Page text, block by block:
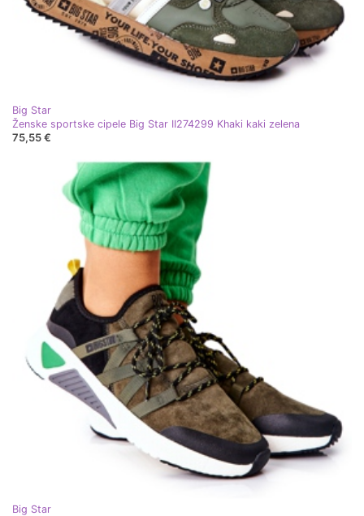
Big Star
Ženske sportske cipele Big Star II274299 Khaki kaki zelena
75,55 €
Big Star